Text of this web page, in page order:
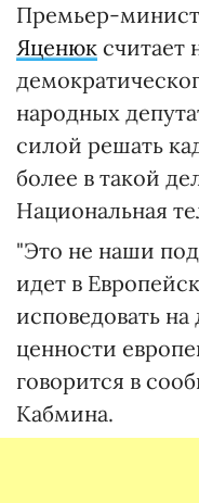
Премьер-
Яценюк считает
народных
силой решать
более в такой
Национальная
"Это не наши
идет в
исповедовать
ценности
говорится в
Кабмина.